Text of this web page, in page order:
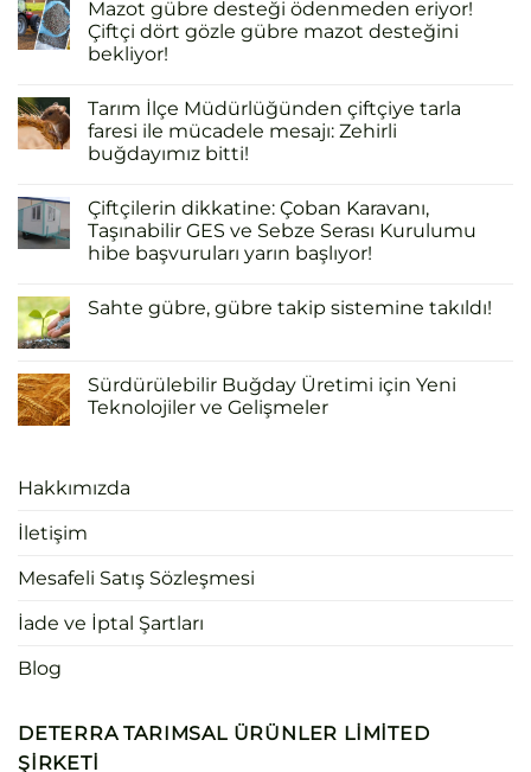
Mazot gübre desteği ödenmeden eriyor!
Çiftçi dört gözle gübre mazot desteğini
bekliyor!
Tarım İlçe Müdürlüğünden çiftçiye tarla
faresi ile mücadele mesajı: Zehirli
buğdayımız bitti!
Çiftçilerin dikkatine: Çoban Karavanı,
Taşınabilir GES ve Sebze Serası Kurulumu
hibe başvuruları yarın başlıyor!
Sahte gübre, gübre takip sistemine takıldı!
Sürdürülebilir Buğday Üretimi için Yeni
Teknolojiler ve Gelişmeler
Hakkımızda
İletişim
Mesafeli Satış Sözleşmesi
İade ve İptal Şartları
Blog
DETERRA TARIMSAL ÜRÜNLER LIMITED
ŞIRKETI